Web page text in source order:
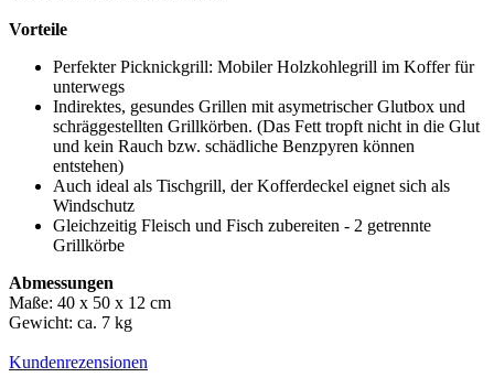
Vorteile
Perfekter Picknickgrill: Mobiler Holzkohlegrill im Koffer für
unterwegs
Indirektes, gesundes Grillen mit asymetrischer Glutbox und
schräggestellten Grillkörben. (Das Fett tropft nicht in die Glut
und kein Rauch bzw. schädliche Benzpyren können
entstehen)
Auch ideal als Tischgrill, der Kofferdeckel eignet sich als
Windschutz
Gleichzeitig Fleisch und Fisch zubereiten - 2 getrennte
Grillkörbe
Abmessungen
Maße: 40 x 50 x 12 cm
Gewicht: ca. 7 kg
Kundenrezensionen